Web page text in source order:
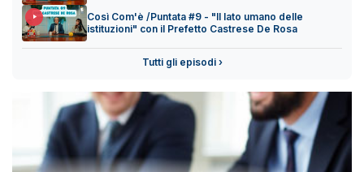
Così Com'è /Puntata #9 - "Il lato umano delle
istituzioni" con il Prefetto Castrese De Rosa
Tutti gli episodi ›